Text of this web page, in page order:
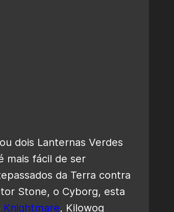
dois Lanternas Verdes
mais fácil de ser
da Terra contra
Stone, o Cyborg, esta
Knightmare, Kilowog